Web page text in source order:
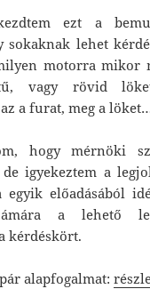
ezt a
sokaknak lehet
motorra mikor
vagy rövid
a furat, meg a
hogy mérnöki
igyekeztem a
egyik előadásából
a lehető
kérdéskört.
alapfogalmat:LRP